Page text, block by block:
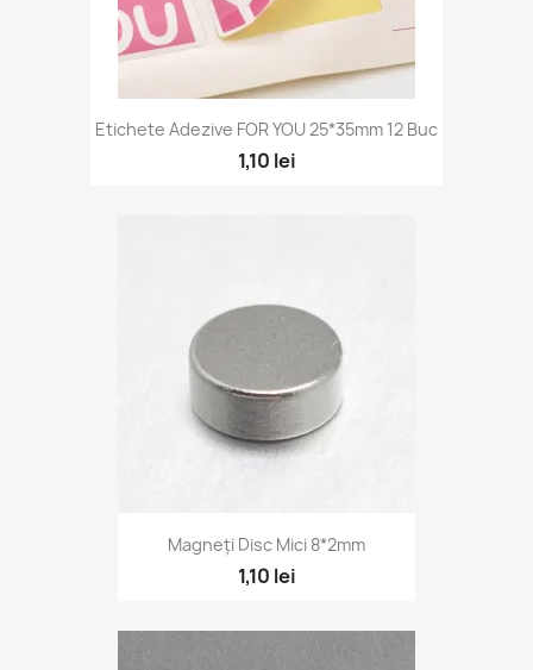
Etichete Adezive FOR YOU 25*35mm 12 Buc
1,10 lei
Magneți Disc Mici 8*2mm
1,10 lei